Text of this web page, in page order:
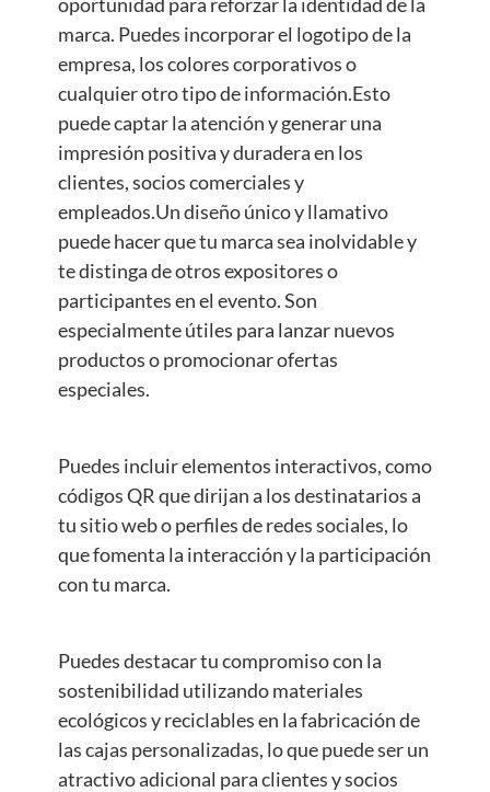
marca. Puedes incorporar el logotipo de la
empresa, los colores corporativos o
cualquier otro tipo de información.Esto
puede captar la atención y generar una
impresión positiva y duradera en los
clientes, socios comerciales y
empleados.Un diseño único y llamativo
puede hacer que tu marca sea inolvidable y
te distinga de otros expositores o
participantes en el evento. Son
especialmente útiles para lanzar nuevos
productos o promocionar ofertas
especiales.
Puedes incluir elementos interactivos, como
códigos QR que dirijan a los destinatarios a
tu sitio web o perfiles de redes sociales, lo
que fomenta la interacción y la participación
con tu marca.
Puedes destacar tu compromiso con la
sostenibilidad utilizando materiales
ecológicos y reciclables en la fabricación de
las cajas personalizadas, lo que puede ser un
atractivo adicional para clientes y socios